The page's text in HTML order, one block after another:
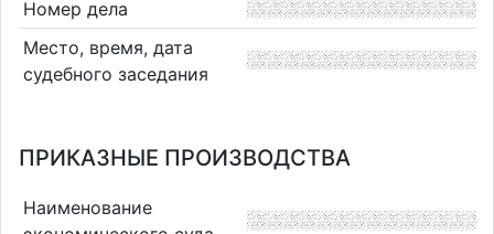
Номер дела
Место, время, дата
судебного заседания
ПРИКАЗНЫЕ ПРОИЗВОДСТВА
Наименование